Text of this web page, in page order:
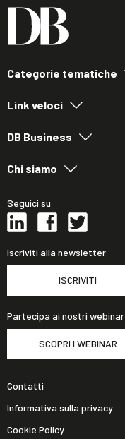
Categorie tematiche
Link veloci
DB Business
Chi siamo
Seguici su
Iscriviti alla newsletter
ISCRIVITI
Partecipa ai nostri webinar
SCOPRI I WEBINAR
Contatti
Informativa sulla privacy
Cookie Policy